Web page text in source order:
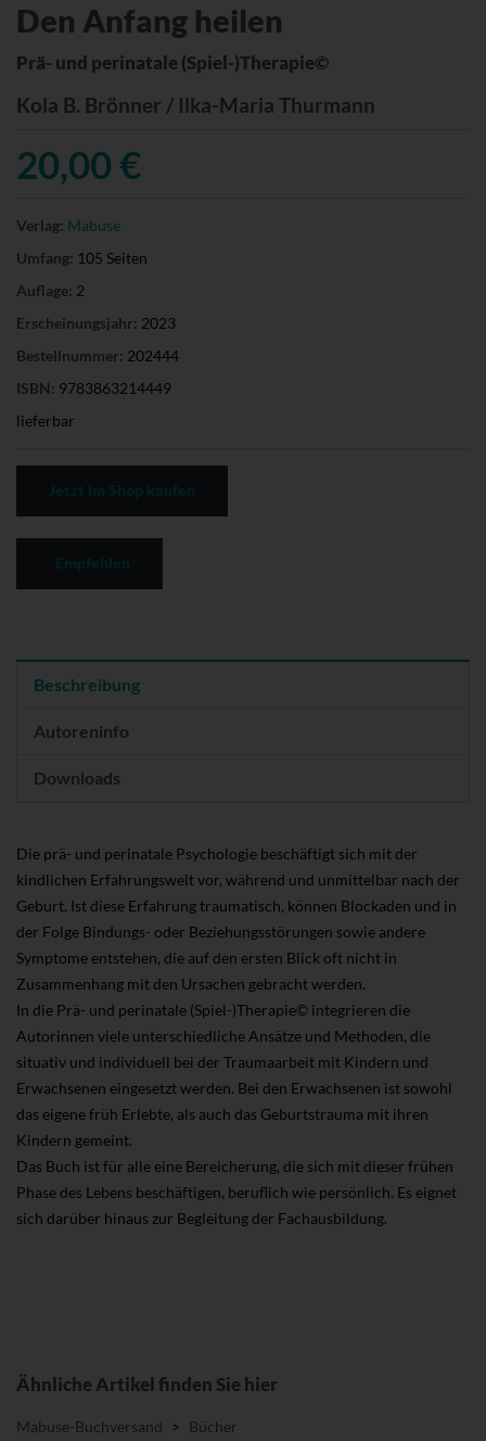
Den Anfang heilen
Prä- und perinatale (Spiel-)Therapie©
Kola B. Brönner / Ilka-Maria Thurmann
20,00 €
Verlag: Mabuse
Umfang: 105 Seiten
Auflage: 2
Erscheinungsjahr: 2023
Bestellnummer: 202444
ISBN: 9783863214449
lieferbar
Beschreibung
Autoreninfo
Downloads
Die prä- und perinatale Psychologie beschäftigt sich mit der
kindlichen Erfahrungswelt vor, während und unmittelbar nach der
Geburt. Ist diese Erfahrung traumatisch, können Blockaden und in
der Folge Bindungs- oder Beziehungsstörungen sowie andere
Symptome entstehen, die auf den ersten Blick oft nicht in
Zusammenhang mit den Ursachen gebracht werden.
In die Prä- und perinatale (Spiel-)Therapie© integrieren die
Autorinnen viele unterschiedliche Ansätze und Methoden, die
situativ und individuell bei der Traumaarbeit mit Kindern und
Erwachsenen eingesetzt werden. Bei den Erwachsenen ist sowohl
das eigene früh Erlebte, als auch das Geburtstrauma mit ihren
Kindern gemeint.
Das Buch ist für alle eine Bereicherung, die sich mit dieser frühen
Phase des Lebens beschäftigen, beruflich wie persönlich. Es eignet
sich darüber hinaus zur Begleitung der Fachausbildung.
Ähnliche Artikel finden Sie hier
Mabuse-Buchversand > Bücher